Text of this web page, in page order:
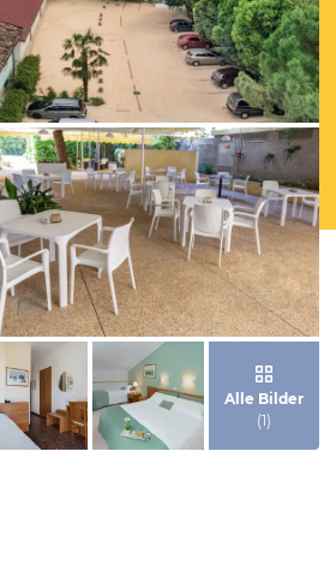
Expedia
Expedia
Alle Bilder
(1)